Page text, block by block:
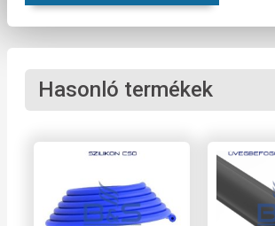
Hasonló termékek